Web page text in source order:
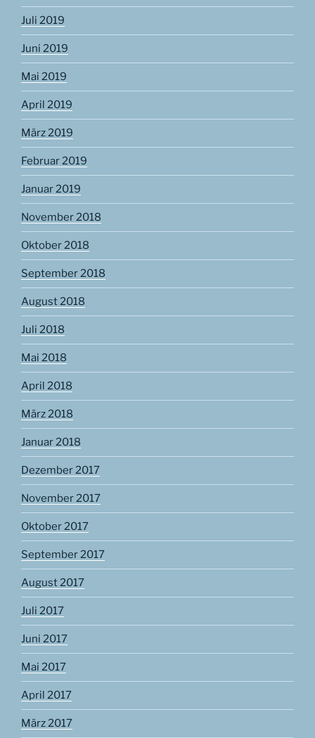
Juli 2019
Juni 2019
Mai 2019
April 2019
März 2019
Februar 2019
Januar 2019
November 2018
Oktober 2018
September 2018
August 2018
Juli 2018
Mai 2018
April 2018
März 2018
Januar 2018
Dezember 2017
November 2017
Oktober 2017
September 2017
August 2017
Juli 2017
Juni 2017
Mai 2017
April 2017
März 2017